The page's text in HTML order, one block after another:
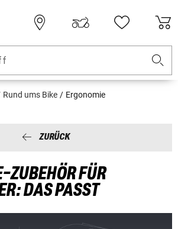
Rund ums Bike Ergonomie
ZURÜCK
ZUBEHÖR FÜR
DAS PASST